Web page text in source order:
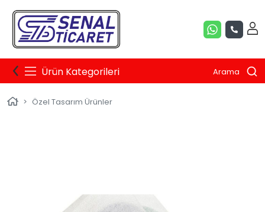
Ürün Kategorileri Arama
Özel Tasarım Ürünler